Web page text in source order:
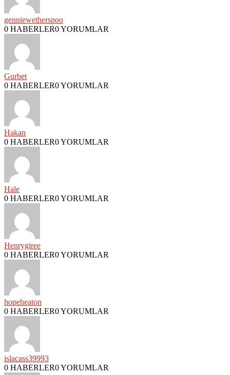
genniewetherspoo
0 HABERLER0 YORUMLAR
Gurbet
0 HABERLER0 YORUMLAR
Hakan
0 HABERLER0 YORUMLAR
Hale
0 HABERLER0 YORUMLAR
Henrygiree
0 HABERLER0 YORUMLAR
hopeheaton
0 HABERLER0 YORUMLAR
islacass39993
0 HABERLER0 YORUMLAR